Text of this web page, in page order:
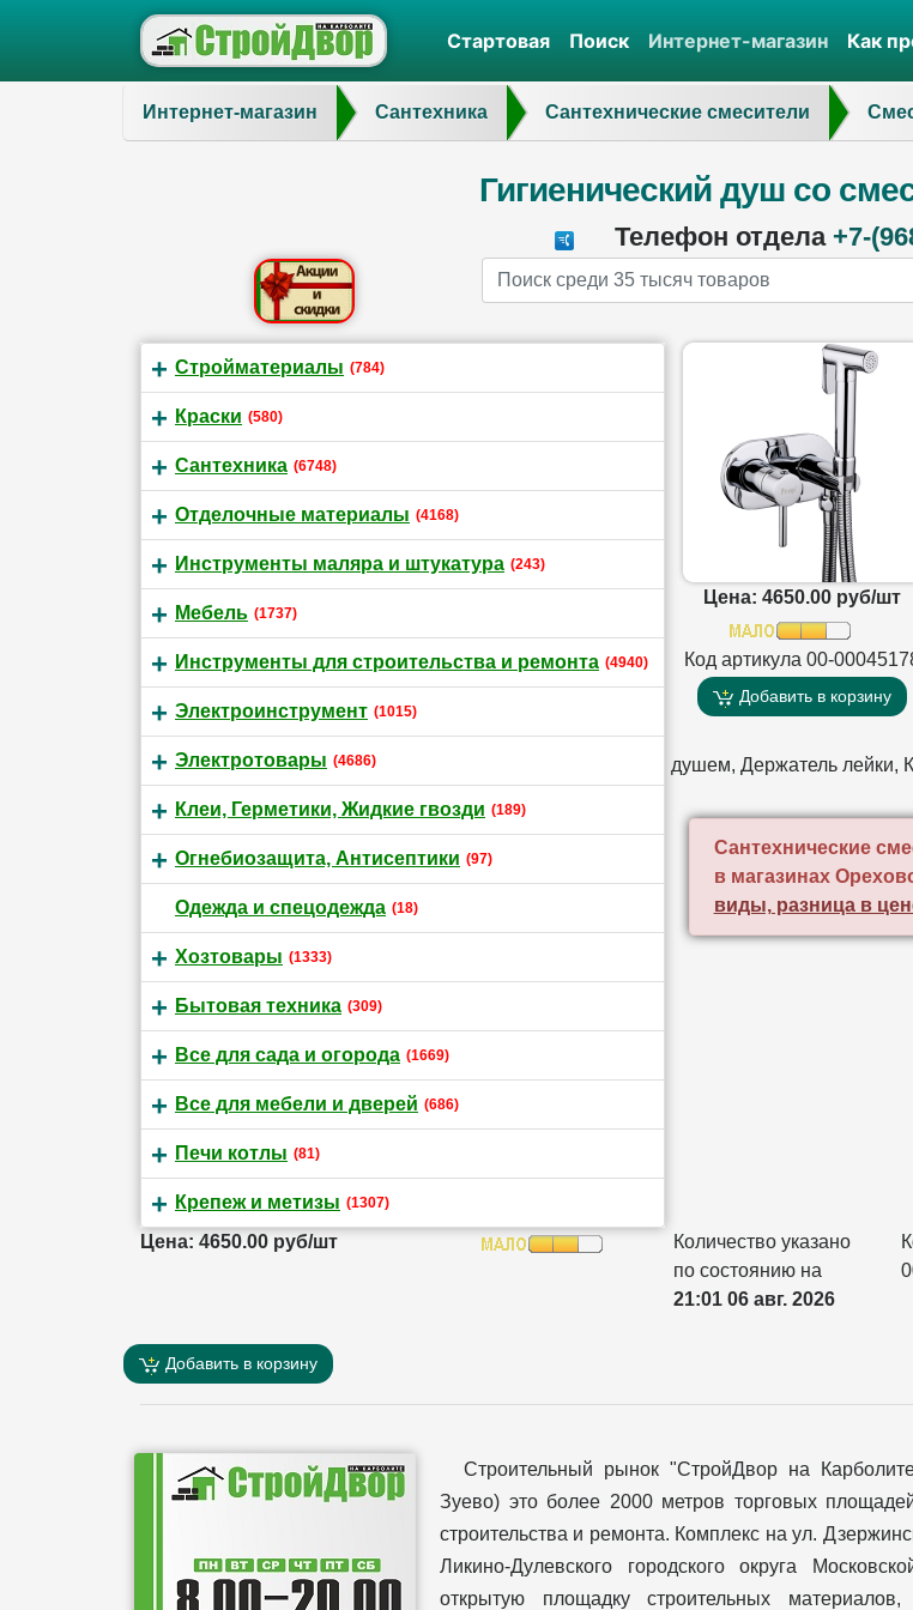
Стартовая Поиск Интернет-магазин Как
Интернет-магазин Сантехника Сантехнические смесители
Гигиенический душ со
Телефон отдела +7-
Name
Стройматериалы (784)
Краски (580)
Сантехника (6748)
Отделочные материалы (4168)
Инструменты маляра и штукатура (243)
Мебель (1737)
Инструменты для строительства и ремонта (4940)
Электроинструмент (1015)
Электротовары (4686)
Клеи, Герметики, Жидкие гвозди (189)
Огнебиозащита, Антисептики (97)
Одежда и спецодежда (18)
Хозтовары (1333)
Бытовая техника (309)
Все для сада и огорода (1669)
Все для мебели и дверей (686)
Печи котлы (81)
Крепеж и метизы (1307)
Цена: 4650.00 руб/шт
Код артикула 00-
Добавить в корзину
душем, Держатель лейки,
Сантехнические
в магазинах
виды, разница в
Цена: 4650.00 руб/шт
Количество указано
по состоянию на
21:01 06 авг. 2026
Добавить в корзину
Строительный рынок "СтройДвор на
Зуево) это более 2000 метров торговых
строительства и ремонта. Комплекс на ул.
Ликино-Дулевского городского округа
открытую площадку строительных материалов,